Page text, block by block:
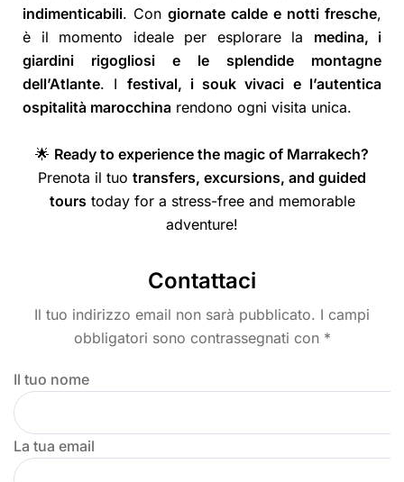
indimenticabili. Con giornate calde e notti fresche,
è il momento ideale per esplorare la medina, i
giardini rigogliosi e le splendide montagne
dell’Atlante. I festival, i souk vivaci e l’autentica
ospitalità marocchina rendono ogni visita unica.
🌟 Ready to experience the magic of Marrakech?
Prenota il tuo transfers, excursions, and guided
tourstoday for a stress-free and memorable
adventure!
Contattaci
Il tuo indirizzo email non sarà pubblicato. I campi
obbligatori sono contrassegnati con *
Il tuo nome
La tua email